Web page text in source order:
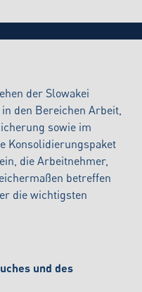
der Slowakei
den Bereichen Arbeit,
sowie im
Konsolidierungspaket
die Arbeitnehmer,
betreffen
die wichtigsten
und des